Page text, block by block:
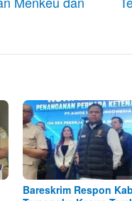
Bareskrim Respon